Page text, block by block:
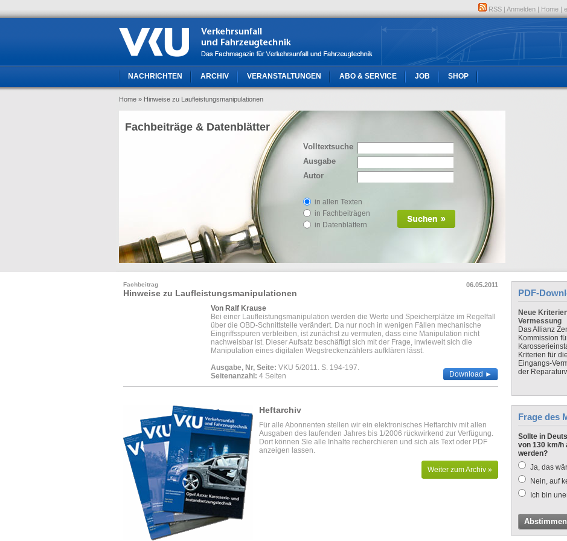
RSS | Anmelden | Home |
NACHRICHTEN ARCHIV VERANSTALTUNGEN ABO & SERVICE JOB SHOP
Home » Hinweise zu Laufleistungsmanipulationen
Volltextsuche
Ausgabe
Autor
in allen Texten
in Fachbeiträgen
in Datenblättern
Fachbeiträge & Datenblätter
06.05.2011
Fachbeitrag
Hinweise zu Laufleistungsmanipulationen
Von Ralf Krause
Bei einer Laufleistungsmanipulation werden die Werte und Speicherplätze im Regelfall
über die OBD-Schnittstelle verändert. Da nur noch in wenigen Fällen mechanische
Eingriffsspuren verbleiben, ist zunächst zu vermuten, dass eine Manipulation nicht
nachweisbar ist. Dieser Aufsatz beschäftigt sich mit der Frage, inwieweit sich die
Manipulation eines digitalen Wegstreckenzählers aufklären lässt.
Ausgabe, Nr, Seite: VKU 5/2011. S. 194-197.
Seitenanzahl: 4 Seiten Download ►
Heftarchiv
Für alle Abonnenten stellen wir ein elektronisches Heftarchiv mit allen
Ausgaben des laufenden Jahres bis 1/2006 rückwirkend zur Verfügung.
Dort können Sie alle Inhalte recherchieren und sich als Text oder PDF
anzeigen lassen.
Weiter zum Archiv »
PDF-
Neue
Vermessung
Das Allianz
Kommission
Kriterien für
Eingangs-
der
Frage des
Sollte in
von 130 km/h
werden?
Ja, das
Nein, auf
Ich bin